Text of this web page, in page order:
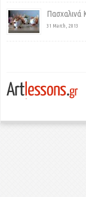
Πασχαλινά
31 March, 2013